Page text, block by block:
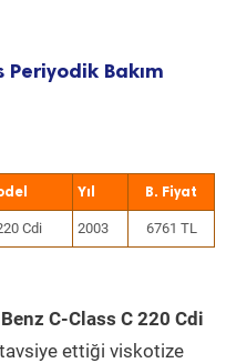
Periyodik Bakım
Yıl
Cdi 2003 6761 TL
C-Class C 220 Cdi
ettiği viskotize